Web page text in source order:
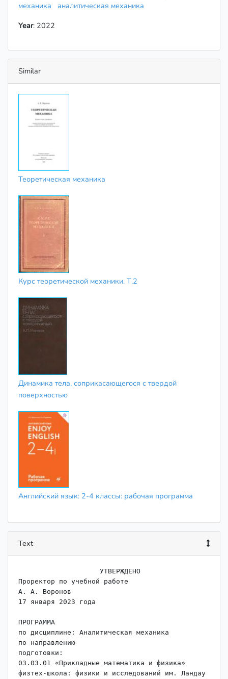
механика
аналитическая механика
Year: 2022
Similar
Теоретическая механика
Курс теоретической механики. Т.2
Динамика тела, соприкасающегося с твердой
поверхностью
Английский язык: 2-4 классы: рабочая программа
Text
Проректор по учебной работе
А. А. Воронов
17 января 2023 года
ПРОГРАММА
по дисциплине: Аналитическая механика
по направлению
подготовки:
03.03.01 «Прикладные математика и физика»
физтех-школа: физики и исследований им. Ландау